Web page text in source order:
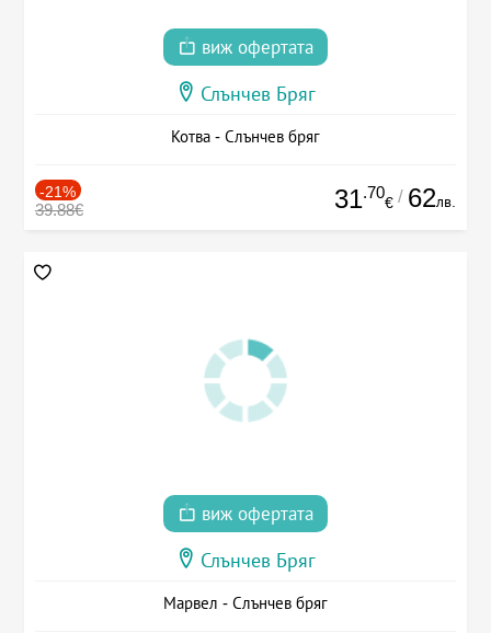
виж офертата
Слънчев Бряг
Котва - Слънчев бряг
-21%
39.88€ 31.70
€ / 62лв.
виж офертата
Слънчев Бряг
Марвел - Слънчев бряг